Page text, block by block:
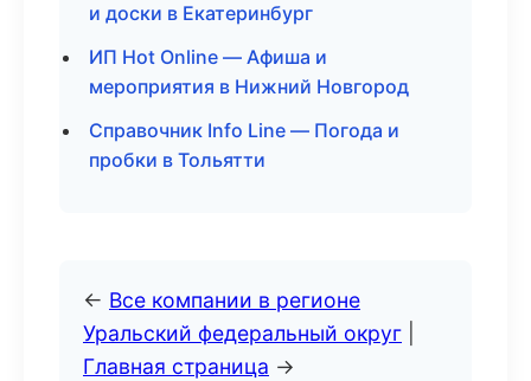
и доски в Екатеринбург
ИП Hot Online — Афиша и
мероприятия в Нижний Новгород
Справочник Info Line — Погода и
пробки в Тольятти
← Все компании в регионе
Уральский федеральный округ
Главная страница →